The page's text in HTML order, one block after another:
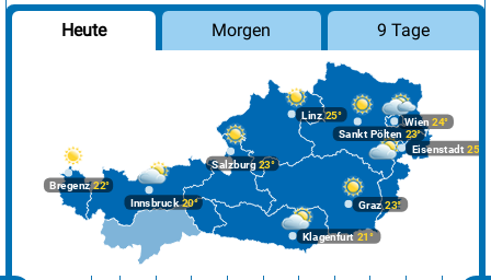
Heute Morgen 9 Tage
Bregenz22°
Graz23°
Innsbruck20°
Klagenfurt 21°
Linz25°
Salzburg23°
Wien 24°
Eisenstadt 25°
Sankt Pölten 23°